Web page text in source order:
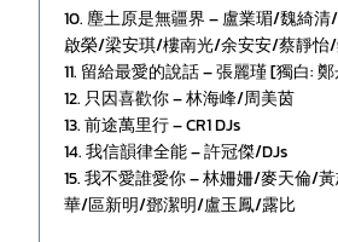
10. 塵土原是無疆界 – 盧業瑂/魏綺
啟榮/梁安琪/樓南光/余安安/蔡靜怡
11. 留給最愛的說話 – 張麗瑾 [獨白:
12. 只因喜歡你 – 林海峰/周美茵
13. 前途萬里行 – CR1 DJs
14. 我信韻律全能 – 許冠傑/DJs
15. 我不愛誰愛你 – 林姍姍/麥天倫/
華/區新明/鄧潔明/盧玉鳳/露比